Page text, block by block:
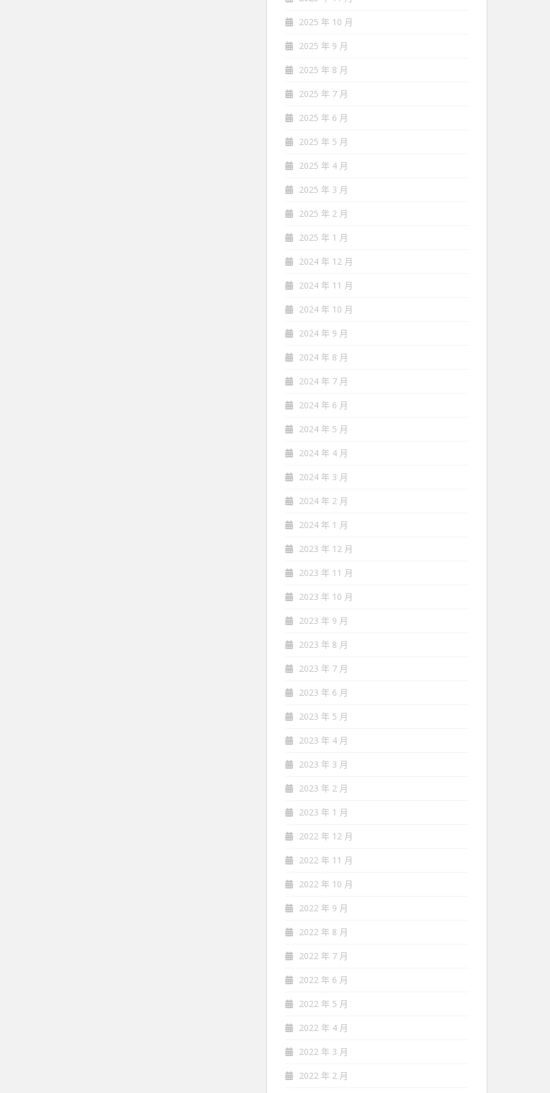
2025 年 10 月
2025 年 9 月
2025 年 8 月
2025 年 7 月
2025 年 6 月
2025 年 5 月
2025 年 4 月
2025 年 3 月
2025 年 2 月
2025 年 1 月
2024 年 12 月
2024 年 11 月
2024 年 10 月
2024 年 9 月
2024 年 8 月
2024 年 7 月
2024 年 6 月
2024 年 5 月
2024 年 4 月
2024 年 3 月
2024 年 2 月
2024 年 1 月
2023 年 12 月
2023 年 11 月
2023 年 10 月
2023 年 9 月
2023 年 8 月
2023 年 7 月
2023 年 6 月
2023 年 5 月
2023 年 4 月
2023 年 3 月
2023 年 2 月
2023 年 1 月
2022 年 12 月
2022 年 11 月
2022 年 10 月
2022 年 9 月
2022 年 8 月
2022 年 7 月
2022 年 6 月
2022 年 5 月
2022 年 4 月
2022 年 3 月
2022 年 2 月